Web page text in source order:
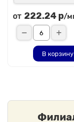
от 222.24 р/
В корзину